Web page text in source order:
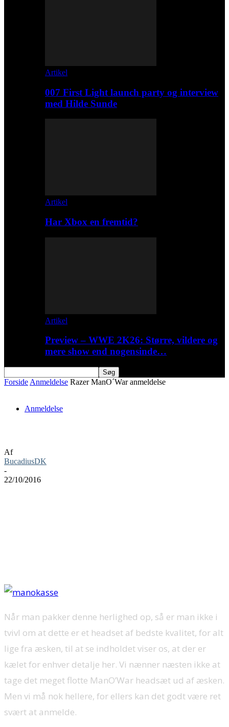
Artikel
007 First Light launch party og interview
med Hilde Sunde
Artikel
Har Xbox en fremtid?
Artikel
Preview – WWE 2K26: Større, vildere og
mere show end nogensinde…
Forside Anmeldelse Razer ManO´War anmeldelse
Anmeldelse
Af
BucadiusDK
-
22/10/2016
Når man pakker denne herlighed op, så er man ikke i
tvivl om at dette er et headset af bedste kvalitet, for alt
lige fra æsken, til at se indholdet viser os, at der er
kælet for enhver detalje her. Vi nænner næsten ikke at
tage det meget flotte ManO’War headsæt ud af æsken.
Men vi må nok hellere, for ellers kan det godt være ret
svært at anmelde.